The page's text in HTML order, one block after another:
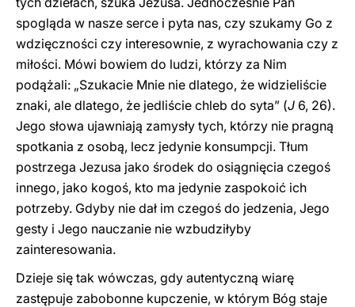
spogląda w nasze serce i pyta nas, czy szukamy Go z
wdzięczności czy interesownie, z wyrachowania czy z
miłości. Mówi bowiem do ludzi, którzy za Nim
podążali: „Szukacie Mnie nie dlatego, że widzieliście
znaki, ale dlatego, że jedliście chleb do syta” (J 6, 26).
Jego słowa ujawniają zamysły tych, którzy nie pragną
spotkania z osobą, lecz jedynie konsumpcji. Tłum
postrzega Jezusa jako środek do osiągnięcia czegoś
innego, jako kogoś, kto ma jedynie zaspokoić ich
potrzeby. Gdyby nie dał im czegoś do jedzenia, Jego
gesty i Jego nauczanie nie wzbudziłyby
zainteresowania.
Dzieje się tak wówczas, gdy autentyczną wiarę
zastępuje zabobonne kupczenie, w którym Bóg staje